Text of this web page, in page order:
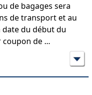
de bagages sera
de transport et au
date du début du
de ...